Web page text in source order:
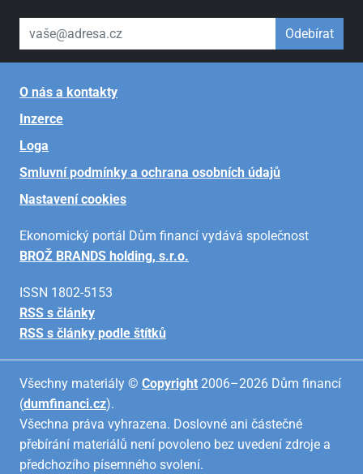
váš email Odebírat
O nás a kontakty
Inzerce
Loga
Smluvní podmínky a ochrana osobních údajů
Nastavení cookies
Ekonomický portál Dům financí vydává společnost
BROŽ BRANDS holding, s.r.o.
ISSN 1802-5153
RSS s články
RSS s články podle štítků
Všechny materiály © Copyright 2006–2026 Dům financí
(dumfinanci.cz).
Všechna práva vyhrazena. Doslovné ani částečné
přebírání materiálů není povoleno bez uvedení zdroje a
předchozího písemného svolení.